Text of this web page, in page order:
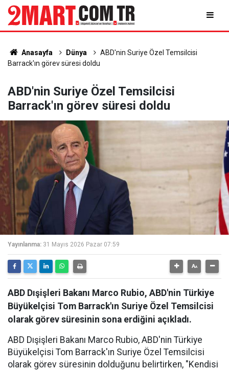
Anasayfa Dünya
ABD'nin Suriye Özel Temsilcisi
Barrack'ın görev süresi doldu
ABD'nin Suriye Özel Temsilcisi
Barrack'ın görev süresi doldu
Yayınlanma: 31 Mayıs 2026 Pazar 07:59
ABD Dışişleri Bakanı Marco Rubio, ABD'nin Türkiye
Büyükelçisi Tom Barrack'ın Suriye Özel Temsilcisi
olarak görev süresinin sona erdiğini açıkladı.
ABD Dışişleri Bakanı Marco Rubio, ABD'nin Türkiye
Büyükelçisi Tom Barrack'ın Suriye Özel Temsilcisi
olarak görev süresinin dolduğunu belirtirken, "Kendisi